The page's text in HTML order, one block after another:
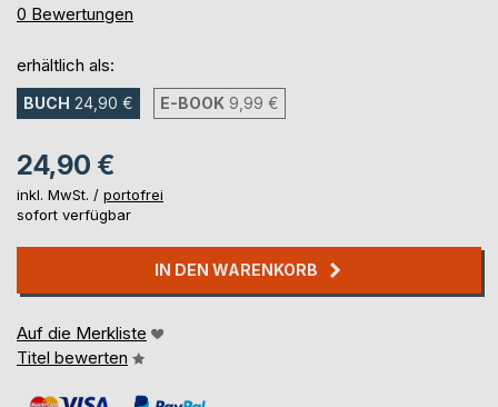
0%
0 Bewertungen
erhältlich als:
BUCH 24,90 € E-BOOK 9,99 €
24,90 €
inkl. MwSt. / portofrei
sofort verfügbar
IN DEN WARENKORB
Auf die Merkliste
Titel bewerten